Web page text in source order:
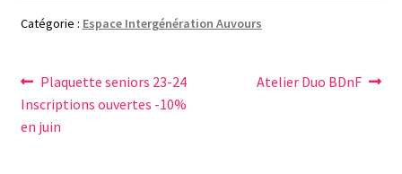
Catégorie : Espace Intergénération Auvours
Navigation
de
Article
précédent :
Plaquette seniors 23-24
Inscriptions ouvertes -10%
en juin
Article
Atelier Duo BDnF